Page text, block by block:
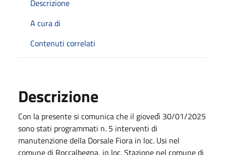
Descrizione
A cura di
Contenuti correlati
Descrizione
Con la presente si comunica che il giovedì 30/01/2025
sono stati programmati n. 5 interventi di
manutenzione della Dorsale Fiora in loc. Usi nel
comune di Roccalbegna, in loc. Stazione nel comune di